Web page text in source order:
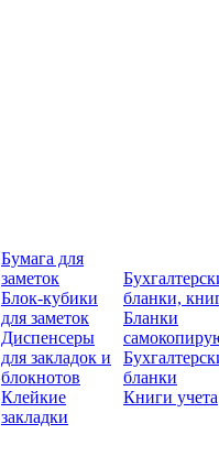
Бумага для
заметок
Блок-кубики
для заметок
Диспенсеры
для закладок и
блокнотов
Клейкие
закладки
бланки,
Бланки
бланки
Книги учета